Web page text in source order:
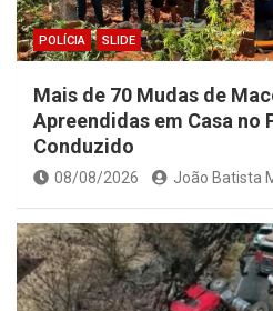
POLÍCIA SLIDE
Mais de 70 Mudas de
Apreendidas em Casa no
Conduzido
08/08/2026 João Batista